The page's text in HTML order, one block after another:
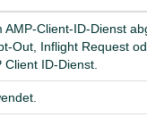
Client-ID-Dienst
Out, Inflight Request
ID-Dienst.